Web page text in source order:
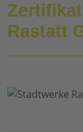
Rastatt